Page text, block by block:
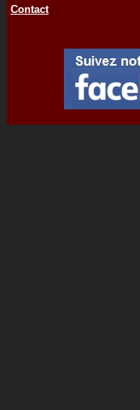
Contact